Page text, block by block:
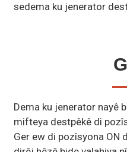
sedema ku jenerator
Dema ku jenerator nayê
mifteya destpêkê di
Ger ew di pozîsyona ON